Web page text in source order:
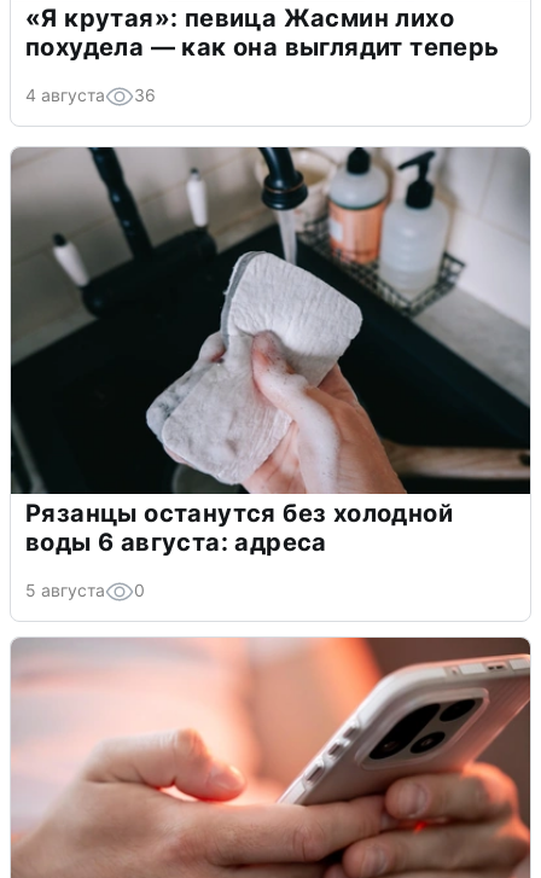
«Я крутая»: певица Жасмин лихо
похудела — как она выглядит теперь
4 августа 36
Рязанцы останутся без холодной
воды 6 августа: адреса
5 августа 0